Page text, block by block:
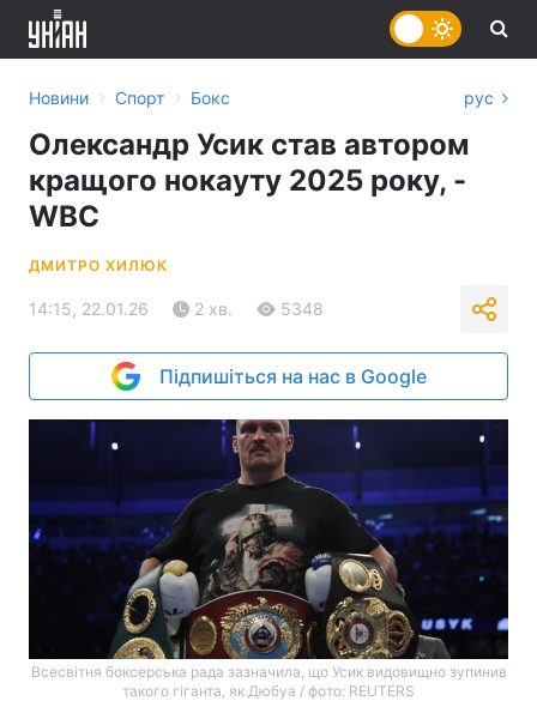
Новини › Спорт › Бокс рус
Олександр Усик став автором
кращого нокауту 2025 року, -
WBC
ДМИТРО ХИЛЮК
14:15, 22.01.26 2 хв. 5348
Підпишіться на нас в Google
Всесвітня боксерська рада зазначила, що Усик видовищно зупинив
такого гіганта, як Дюбуа / фото: REUTERS